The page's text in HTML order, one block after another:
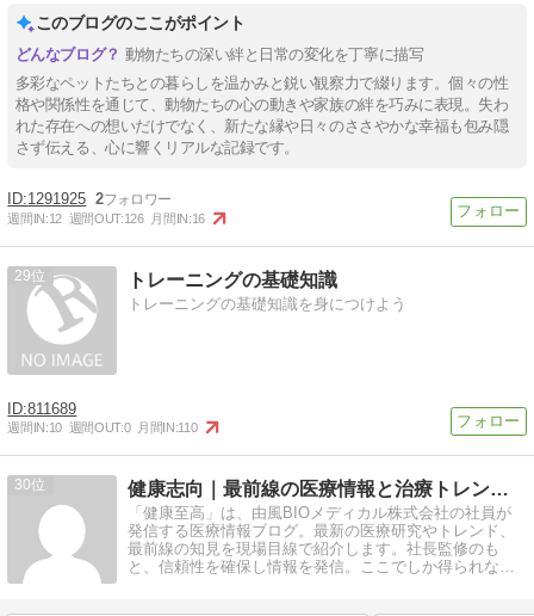
このブログのここがポイント
動物たちの深い絆と日常の変化を丁寧に描写
多彩なペットたちとの暮らしを温かみと鋭い観察力で綴ります。個々の性
格や関係性を通じて、動物たちの心の動きや家族の絆を巧みに表現。失わ
れた存在への想いだけでなく、新たな縁や日々のささやかな幸福も包み隠
さず伝える、心に響くリアルな記録です。
1291925 2
週間IN:12 週間OUT:126 月間IN:16
29 トレーニングの基礎知識
トレーニングの基礎知識を身につけよう
811689
週間IN:10 週間OUT:0 月間IN:110
30 健康志向｜最前線の医療情報と治療トレンドを社員が発信！
「健康至高」は、由風BIOメディカル株式会社の社員が
発信する医療情報ブログ。最新の医療研究やトレンド、
最前線の知見を現場目線で紹介します。社長監修のも
と、信頼性を確保し情報を発信。ここでしか得られない